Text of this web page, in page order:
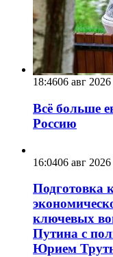
18:4606 авг 2026
Всё больше
Россию
16:0406 авг 2026
Подготовка
ключевых
Путина с
Юрием